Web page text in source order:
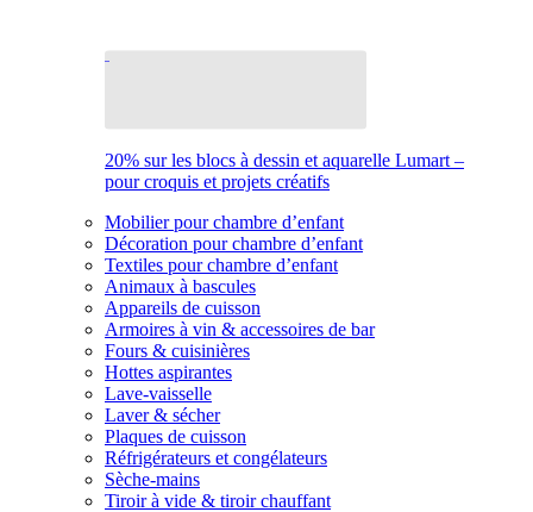
20% sur les blocs à dessin et aquarelle Lumart –
pour croquis et projets créatifs
Mobilier pour chambre d’enfant
Décoration pour chambre d’enfant
Textiles pour chambre d’enfant
Animaux à bascules
Appareils de cuisson
Armoires à vin & accessoires de bar
Fours & cuisinières
Hottes aspirantes
Lave-vaisselle
Laver & sécher
Plaques de cuisson
Réfrigérateurs et congélateurs
Sèche-mains
Tiroir à vide & tiroir chauffant